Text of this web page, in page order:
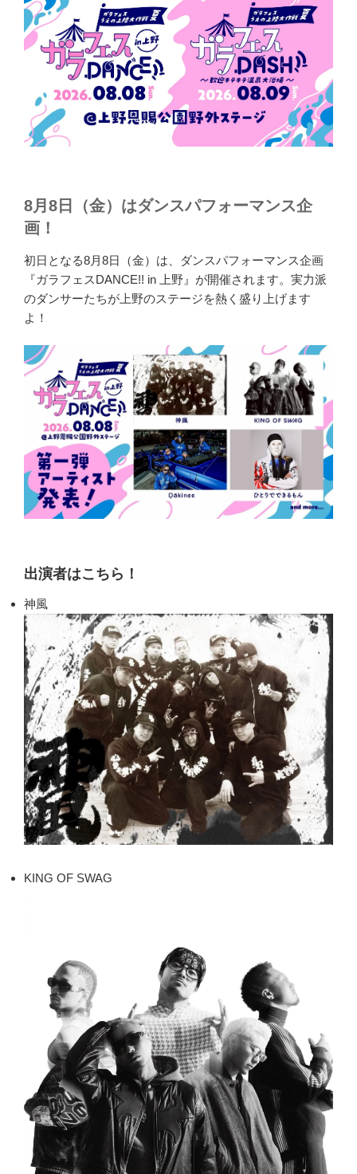
8月8日（金）はダンスパフォーマンス企
画！
初日となる8月8日（金）は、ダンスパフォーマンス企画
『ガラフェスDANCE!! in 上野』が開催されます。実力派
のダンサーたちが上野のステージを熱く盛り上げます
よ！
出演者はこちら！
神風
KING OF SWAG